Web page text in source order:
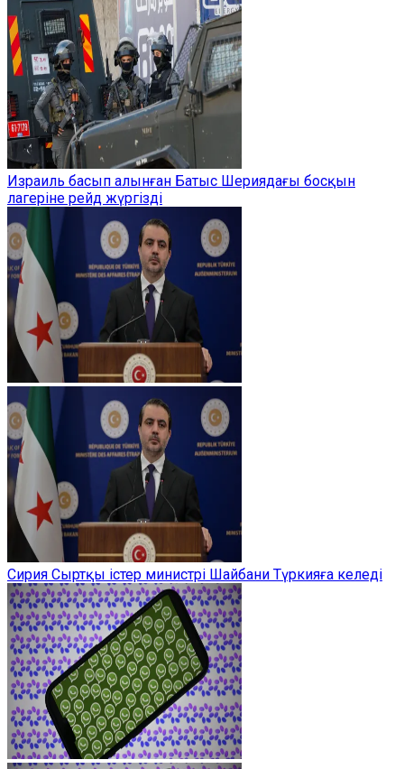
Израиль басып алынған Батыс Шериядағы босқын
лагеріне рейд жүргізді
Сирия Сыртқы істер министрі Шайбани Түркияға келеді